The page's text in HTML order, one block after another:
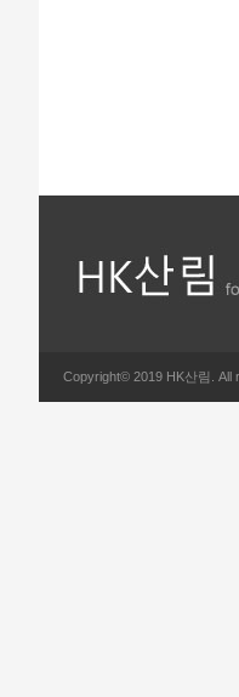
Copyright© 2019 HK산림. All